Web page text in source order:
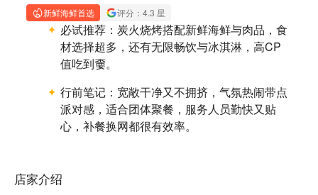
新鲜海鲜首选 评分：4.3 星
必试推荐： 炭火烧烤搭配新鲜海鲜与肉品，食
材选择超多，还有无限畅饮与冰淇淋，高CP
值吃到嫑。
行前笔记： 宽敞干净又不拥挤，气氛热闹带点
派对感，适合团体聚餐，服务人员勤快又贴
心，补餐换网都很有效率。
店家介绍